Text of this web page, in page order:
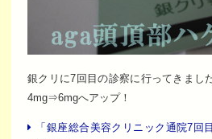
銀クリに7回目の診察に行ってきまし
4mg⇒6mgへアップ！
「銀座総合美容クリニック通院7回